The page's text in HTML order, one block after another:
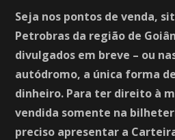
Seja nos pontos de venda,
Petrobras da região de
divulgados em breve – ou
autódromo, a única forma
dinheiro. Para ter direito à
vendida somente na
preciso apresentar a